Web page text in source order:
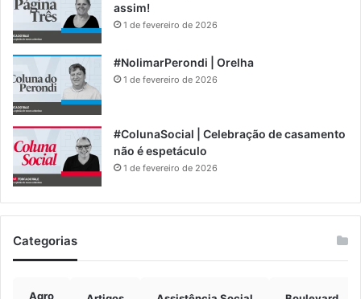
assim!
1 de fevereiro de 2026
#NolimarPerondi | Orelha
1 de fevereiro de 2026
#ColunaSocial | Celebração de casamento
não é espetáculo
1 de fevereiro de 2026
Categorias
Agro